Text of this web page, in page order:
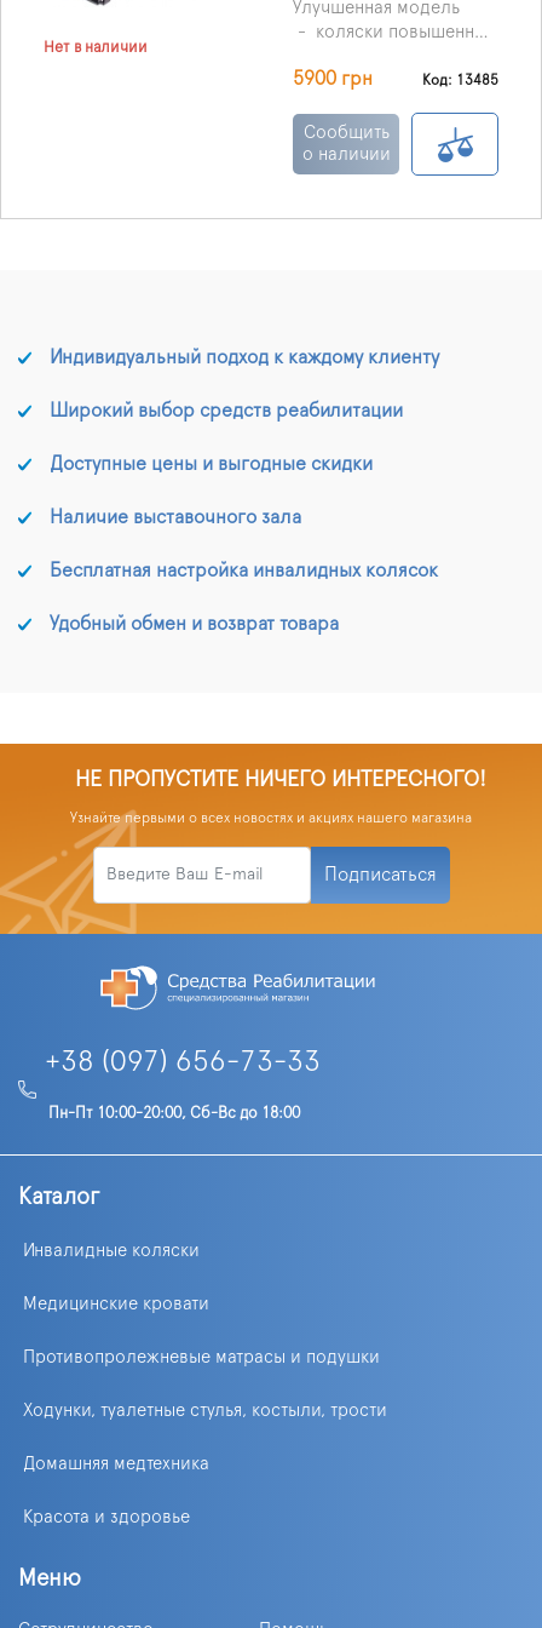
Нет в наличии
Улучшенная модель
- коляски повышенной
функциональности.
- Минимальный срок
- Стоимость проката 40
грн. в сутки.
- Залоговая стоимость
- Обязательно
5900 грн Код: 13485
Сообщить
о наличии
Индивидуальный подход к каждому клиенту
Широкий выбор средств реабилитации
Доступные цены и выгодные скидки
Наличие выставочного зала
Бесплатная настройка инвалидных колясок
Удобный обмен и возврат товара
НЕ ПРОПУСТИТЕ НИЧЕГО ИНТЕРЕСНОГО!
Узнайте первыми о всех новостях и акциях нашего магазина
Подписаться
+38 (097) 656-73-33
Пн-Пт 10:00-20:00, Сб-Вс до 18:00
Каталог
Инвалидные коляски
Медицинские кровати
Противопролежневые матрасы и подушки
Ходунки, туалетные стулья, костыли, трости
Домашняя медтехника
Красота и здоровье
Меню